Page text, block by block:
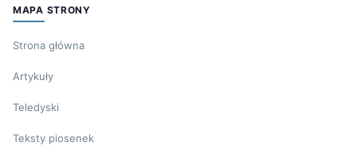
MAPA STRONY
Strona główna
Artykuły
Teledyski
Teksty piosenek